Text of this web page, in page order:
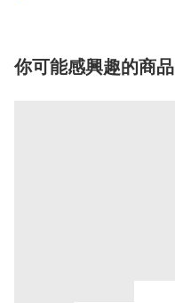
你可能感興趣的商品